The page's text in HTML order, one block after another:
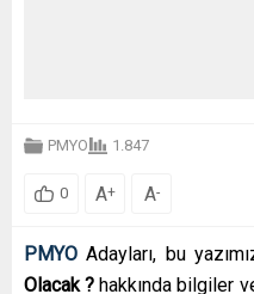
PMYO 1.847
0 A+ A-
PMYO Adayları, bu
Olacak ? hakkında bilgiler